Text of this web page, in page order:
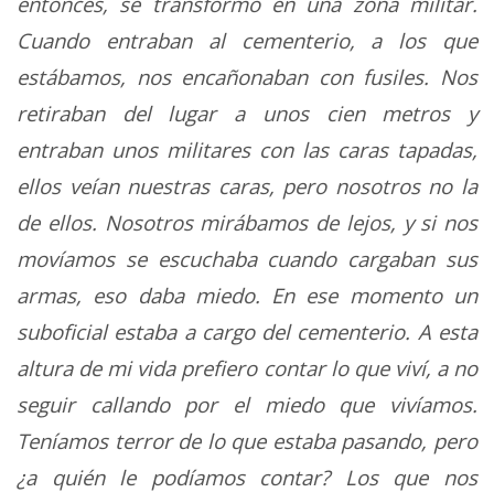
Cuando entraban al cementerio, a los que
estábamos, nos encañonaban con fusiles. Nos
retiraban del lugar a unos cien metros y
entraban unos militares con las caras tapadas,
ellos veían nuestras caras, pero nosotros no la
de ellos. Nosotros mirábamos de lejos, y si nos
movíamos se escuchaba cuando cargaban sus
armas, eso daba miedo. En ese momento un
suboficial estaba a cargo del cementerio. A esta
altura de mi vida prefiero contar lo que viví, a no
seguir callando por el miedo que vivíamos.
Teníamos terror de lo que estaba pasando, pero
¿a quién le podíamos contar? Los que nos